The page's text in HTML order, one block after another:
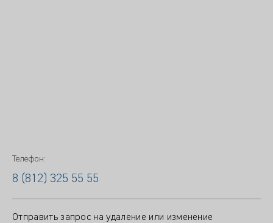
Телефон:
8 (812) 325 55 55
Отправить запрос на удаление или изменение